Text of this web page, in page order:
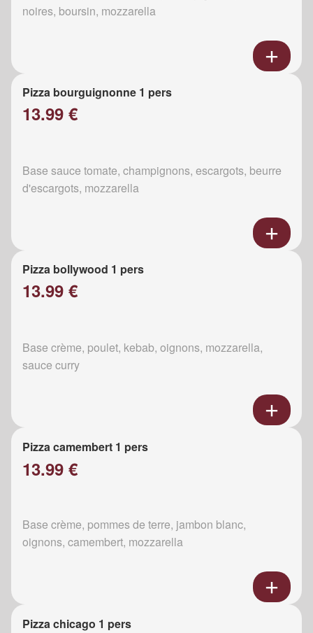
noires, boursin, mozzarella
Pizza bourguignonne 1 pers
13.99 €
Base sauce tomate, champignons, escargots, beurre
d'escargots, mozzarella
Pizza bollywood 1 pers
13.99 €
Base crème, poulet, kebab, oignons, mozzarella,
sauce curry
Pizza camembert 1 pers
13.99 €
Base crème, pommes de terre, jambon blanc,
oignons, camembert, mozzarella
Pizza chicago 1 pers